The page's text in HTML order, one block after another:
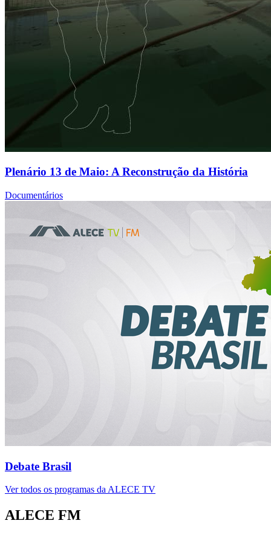
Plenário 13 de Maio: A Reconstrução da História
Documentários
Debate Brasil
Ver todos os programas da ALECE TV
ALECE FM